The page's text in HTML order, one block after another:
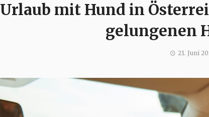
Urlaub mit Hund in
gelungenen
21. Juni